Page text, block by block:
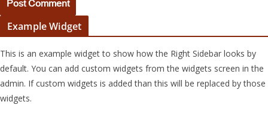
Example Widget
This is an example widget to show how the Right Sidebar looks by
default. You can add custom widgets from the widgets screen in the
admin. If custom widgets is added than this will be replaced by those
widgets.